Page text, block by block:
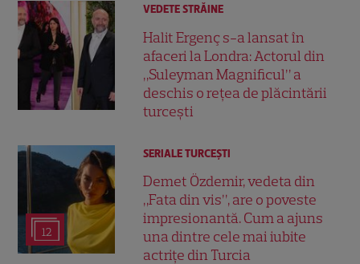
VEDETE STRĂINE
Halit Ergenç s-a lansat în
afaceri la Londra: Actorul din
„Suleyman Magnificul” a
deschis o rețea de plăcintării
turcești
12
SERIALE TURCEŞTI
Demet Özdemir, vedeta din
„Fata din vis”, are o poveste
impresionantă. Cum a ajuns
una dintre cele mai iubite
actrițe din Turcia